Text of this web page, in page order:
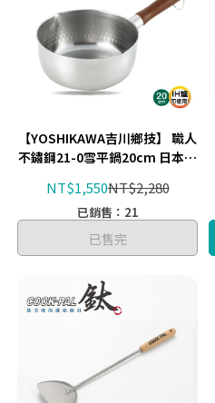
【YOSHIKAWA吉川鄉技】 職人
不鏽鋼21-0雪平鍋20cm 日本新
NT$1,550NT$2,280
已銷售：21
已售完